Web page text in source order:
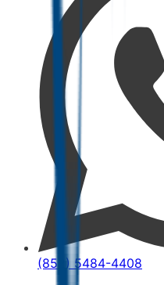
(852) 5484-4408